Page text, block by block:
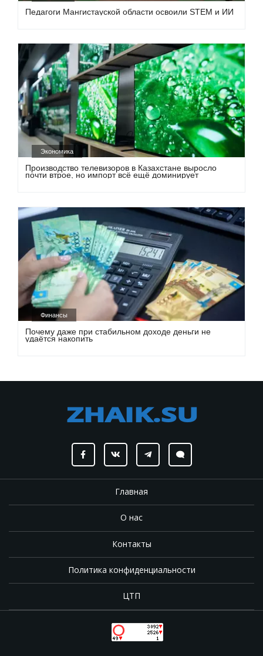
Педагоги Мангистауской области освоили STEM и ИИ
Экономика
Производство телевизоров в Казахстане выросло
почти втрое, но импорт всё ещё доминирует
Финансы
Почему даже при стабильном доходе деньги не
удаётся накопить
Главная
О нас
Контакты
Политика конфиденциальности
ЦТП